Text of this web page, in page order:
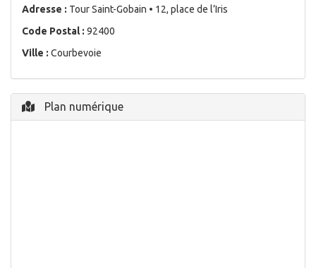
Adresse : Tour Saint-Gobain • 12, place de l’Iris
Code Postal : 92400
Ville : Courbevoie
Plan numérique